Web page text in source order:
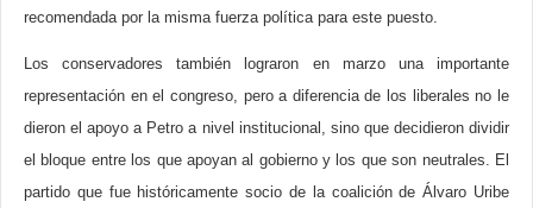
recomendada por la misma fuerza política para este puesto.
Los conservadores también lograron en marzo una importante
representación en el congreso, pero a diferencia de los liberales no le
dieron el apoyo a Petro a nivel institucional, sino que decidieron dividir
el bloque entre los que apoyan al gobierno y los que son neutrales. El
partido que fue históricamente socio de la coalición de Álvaro Uribe